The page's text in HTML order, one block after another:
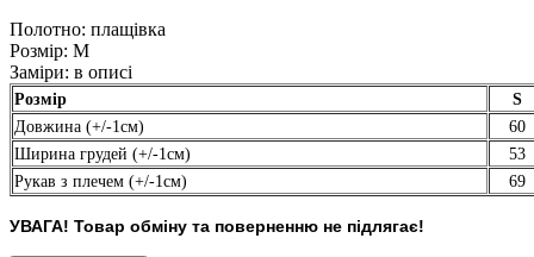
Полотно: плащівка
Розмір: М
Заміри: в описі
Розмір
S
Довжина (+/-1см)
60
Ширина грудей (+/-1см)
53
Рукав з плечем (+/-1см)
69
УВАГА! Товар обміну та поверненню не підлягає!